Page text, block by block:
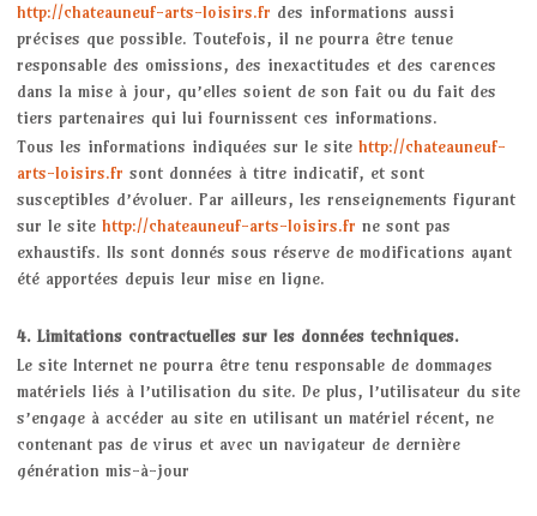
STEP
STRETCHING
Jeux de Société
YOGA
BODY ZEN
Les News
Nous contacter
http://chateauneuf-arts-loisirs.fr des informations aussi
précises que possible. Toutefois, il ne pourra être tenue
responsable des omissions, des inexactitudes et des carences
dans la mise à jour, qu’elles soient de son fait ou du fait des
tiers partenaires qui lui fournissent ces informations.
Tous les informations indiquées sur le site http://chateauneuf-
arts-loisirs.fr sont données à titre indicatif, et sont
susceptibles d’évoluer. Par ailleurs, les renseignements figurant
sur le site http://chateauneuf-arts-loisirs.fr ne sont pas
exhaustifs. Ils sont donnés sous réserve de modifications ayant
été apportées depuis leur mise en ligne.
4. Limitations contractuelles sur les données techniques.
Le site Internet ne pourra être tenu responsable de dommages
matériels liés à l’utilisation du site. De plus, l’utilisateur du site
s’engage à accéder au site en utilisant un matériel récent, ne
contenant pas de virus et avec un navigateur de dernière
génération mis-à-jour